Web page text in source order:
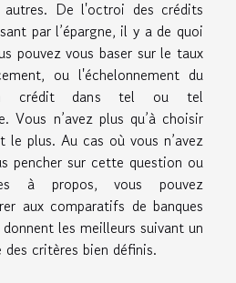
autres. De l'octroi des crédits
par l’épargne, il y a de quoi
pouvez vous baser sur le taux
ou l'échelonnement du
crédit dans tel ou tel
Vous n’avez plus qu’à choisir
le plus. Au cas où vous n’avez
pencher sur cette question ou
à propos, vous pouvez
aux comparatifs de banques
les meilleurs suivant un
critères bien définis.